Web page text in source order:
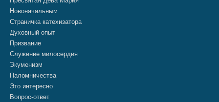
Новоначальным
Страничка катехизатора
Духовный опыт
Призвание
Служение милосердия
Экуменизм
Паломничества
Это интересно
Вопрос-ответ